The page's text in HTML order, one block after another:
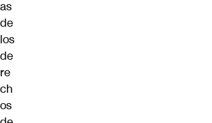
as
de
los
de
re
ch
os